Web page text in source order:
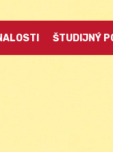
ŠTUDIJNÝ